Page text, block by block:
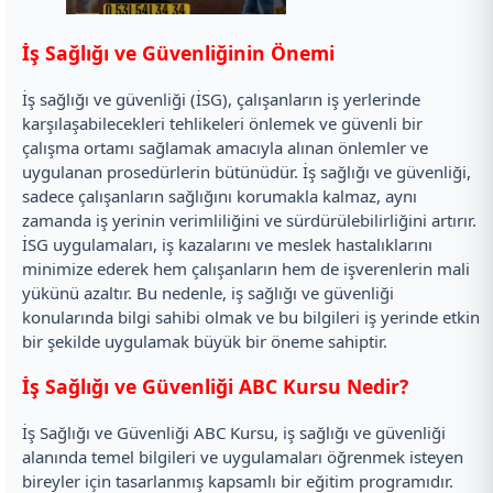
İş Sağlığı ve Güvenliğinin Önemi
İş sağlığı ve güvenliği (İSG), çalışanların iş yerlerinde
karşılaşabilecekleri tehlikeleri önlemek ve güvenli bir
çalışma ortamı sağlamak amacıyla alınan önlemler ve
uygulanan prosedürlerin bütünüdür. İş sağlığı ve güvenliği,
sadece çalışanların sağlığını korumakla kalmaz, aynı
zamanda iş yerinin verimliliğini ve sürdürülebilirliğini artırır.
İSG uygulamaları, iş kazalarını ve meslek hastalıklarını
minimize ederek hem çalışanların hem de işverenlerin mali
yükünü azaltır. Bu nedenle, iş sağlığı ve güvenliği
konularında bilgi sahibi olmak ve bu bilgileri iş yerinde etkin
bir şekilde uygulamak büyük bir öneme sahiptir.
İş Sağlığı ve Güvenliği ABC Kursu Nedir?
İş Sağlığı ve Güvenliği ABC Kursu, iş sağlığı ve güvenliği
alanında temel bilgileri ve uygulamaları öğrenmek isteyen
bireyler için tasarlanmış kapsamlı bir eğitim programıdır.